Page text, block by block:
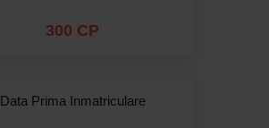
300 CP
Data Prima Inmatriculare